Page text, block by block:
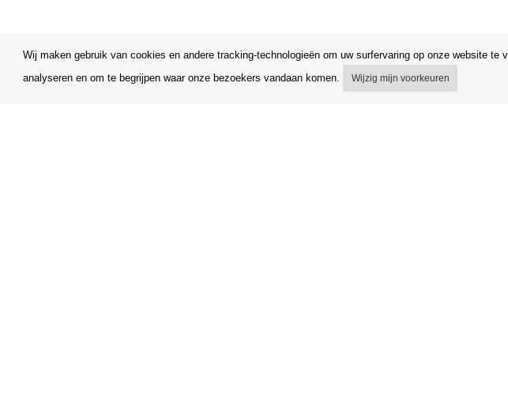
Wij maken gebruik van cookies en andere tracking-technologieën om uw surfervaring op onze website
analyseren en om te begrijpen waar onze bezoekers vandaan komen.
Wijzig mijn voorkeuren